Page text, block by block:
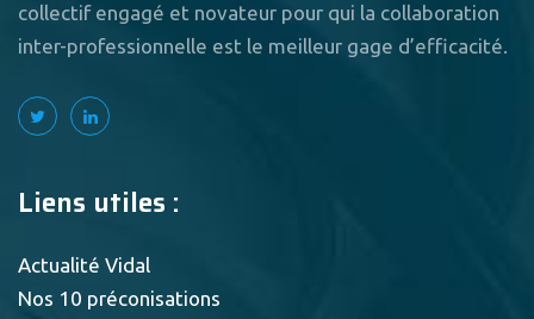
collectif engagé et novateur pour qui la collaboration
inter-professionnelle est le meilleur gage d’efficacité.
Liens utiles :
Actualité Vidal
Nos 10 préconisations